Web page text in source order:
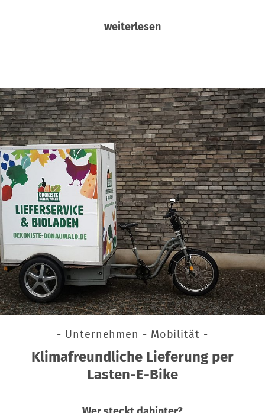
weiterlesen
- Unternehmen - Mobilität -
Klimafreundliche Lieferung per
Lasten-E-Bike